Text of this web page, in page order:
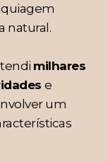
natural.
milhares
e
um